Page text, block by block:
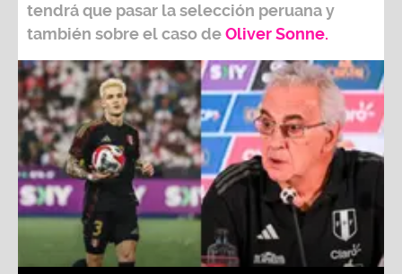
tendrá que pasar la selección peruana y
también sobre el caso deOliver Sonne.